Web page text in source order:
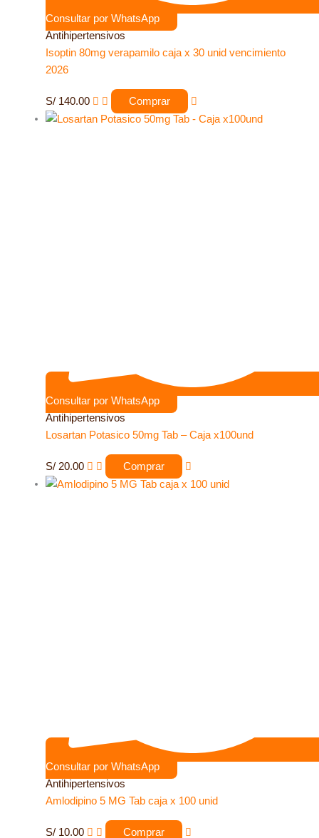
Consultar por WhatsApp
Antihipertensivos
Isoptin 80mg verapamilo caja x 30 unid vencimiento
2026
S/140.00 Comprar
Consultar por WhatsApp
Antihipertensivos
Losartan Potasico 50mg Tab – Caja x100und
S/20.00 Comprar
Consultar por WhatsApp
Antihipertensivos
Amlodipino 5 MG Tab caja x 100 unid
S/10.00 Comprar